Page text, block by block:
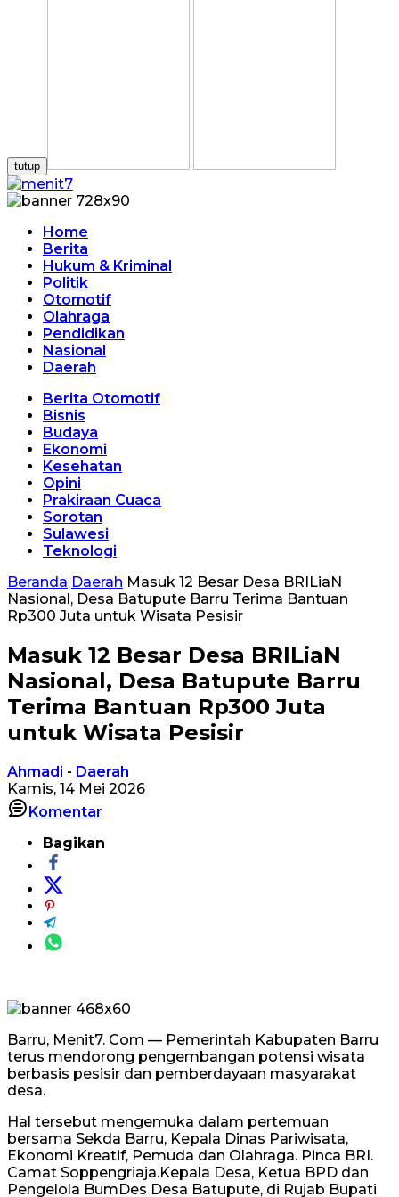
tutup
Home
Berita
Hukum & Kriminal
Politik
Otomotif
Olahraga
Pendidikan
Nasional
Daerah
Berita Otomotif
Bisnis
Budaya
Ekonomi
Kesehatan
Opini
Prakiraan Cuaca
Sorotan
Sulawesi
Teknologi
Beranda Daerah Masuk 12 Besar Desa BRILiaN
Nasional, Desa Batupute Barru Terima Bantuan
Rp300 Juta untuk Wisata Pesisir
Masuk 12 Besar Desa BRILiaN
Nasional, Desa Batupute Barru
Terima Bantuan Rp300 Juta
untuk Wisata Pesisir
Ahmadi - Daerah
Kamis, 14 Mei 2026
Komentar
Bagikan
Barru, Menit7. Com — Pemerintah Kabupaten Barru
terus mendorong pengembangan potensi wisata
berbasis pesisir dan pemberdayaan masyarakat
desa.
Hal tersebut mengemuka dalam pertemuan
bersama Sekda Barru, Kepala Dinas Pariwisata,
Ekonomi Kreatif, Pemuda dan Olahraga. Pinca BRI.
Camat Soppengriaja.Kepala Desa, Ketua BPD dan
Pengelola BumDes Desa Batupute, di Rujab Bupati